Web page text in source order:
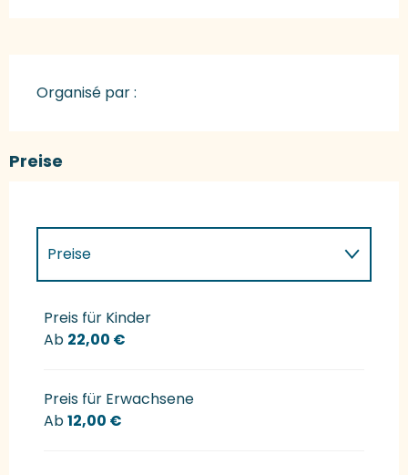
Organisé par :
Preise
Preise
Preise 2027
Preis für Kinder
Ab 22,00 €
Preis für Erwachsene
Ab12,00 €